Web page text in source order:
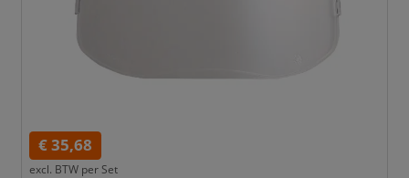
€ 35,68
excl. BTW per Set